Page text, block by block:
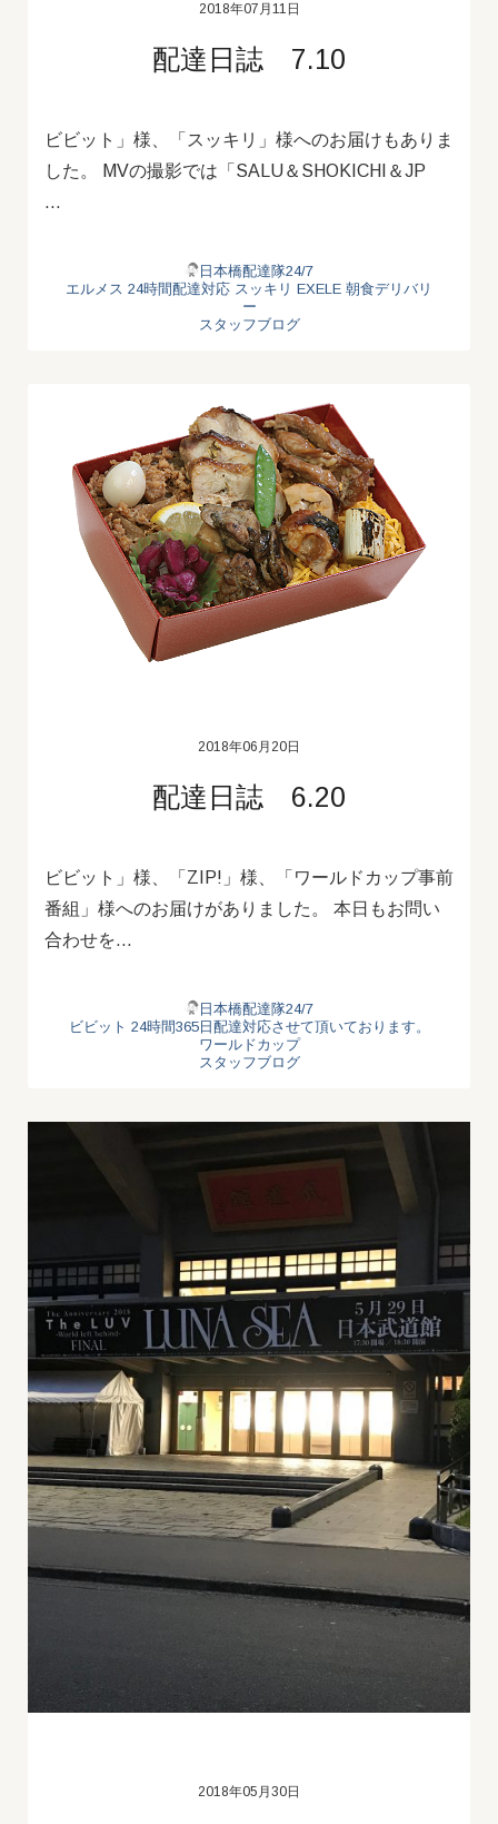
2018年07月11日
配達日誌 7.10
ビビット」様、「スッキリ」様へのお届けもありま
した。 MVの撮影では「SALU＆SHOKICHI＆JP
…
日本橋配達隊24/7
エルメス 24時間配達対応 スッキリ EXELE 朝食デリバリ
ー
スタッフブログ
2018年06月20日
配達日誌 6.20
ビビット」様、「ZIP!」様、「ワールドカップ事前
番組」様へのお届けがありました。 本日もお問い
合わせを…
日本橋配達隊24/7
ビビット 24時間365日配達対応させて頂いております。
ワールドカップ
スタッフブログ
2018年05月30日